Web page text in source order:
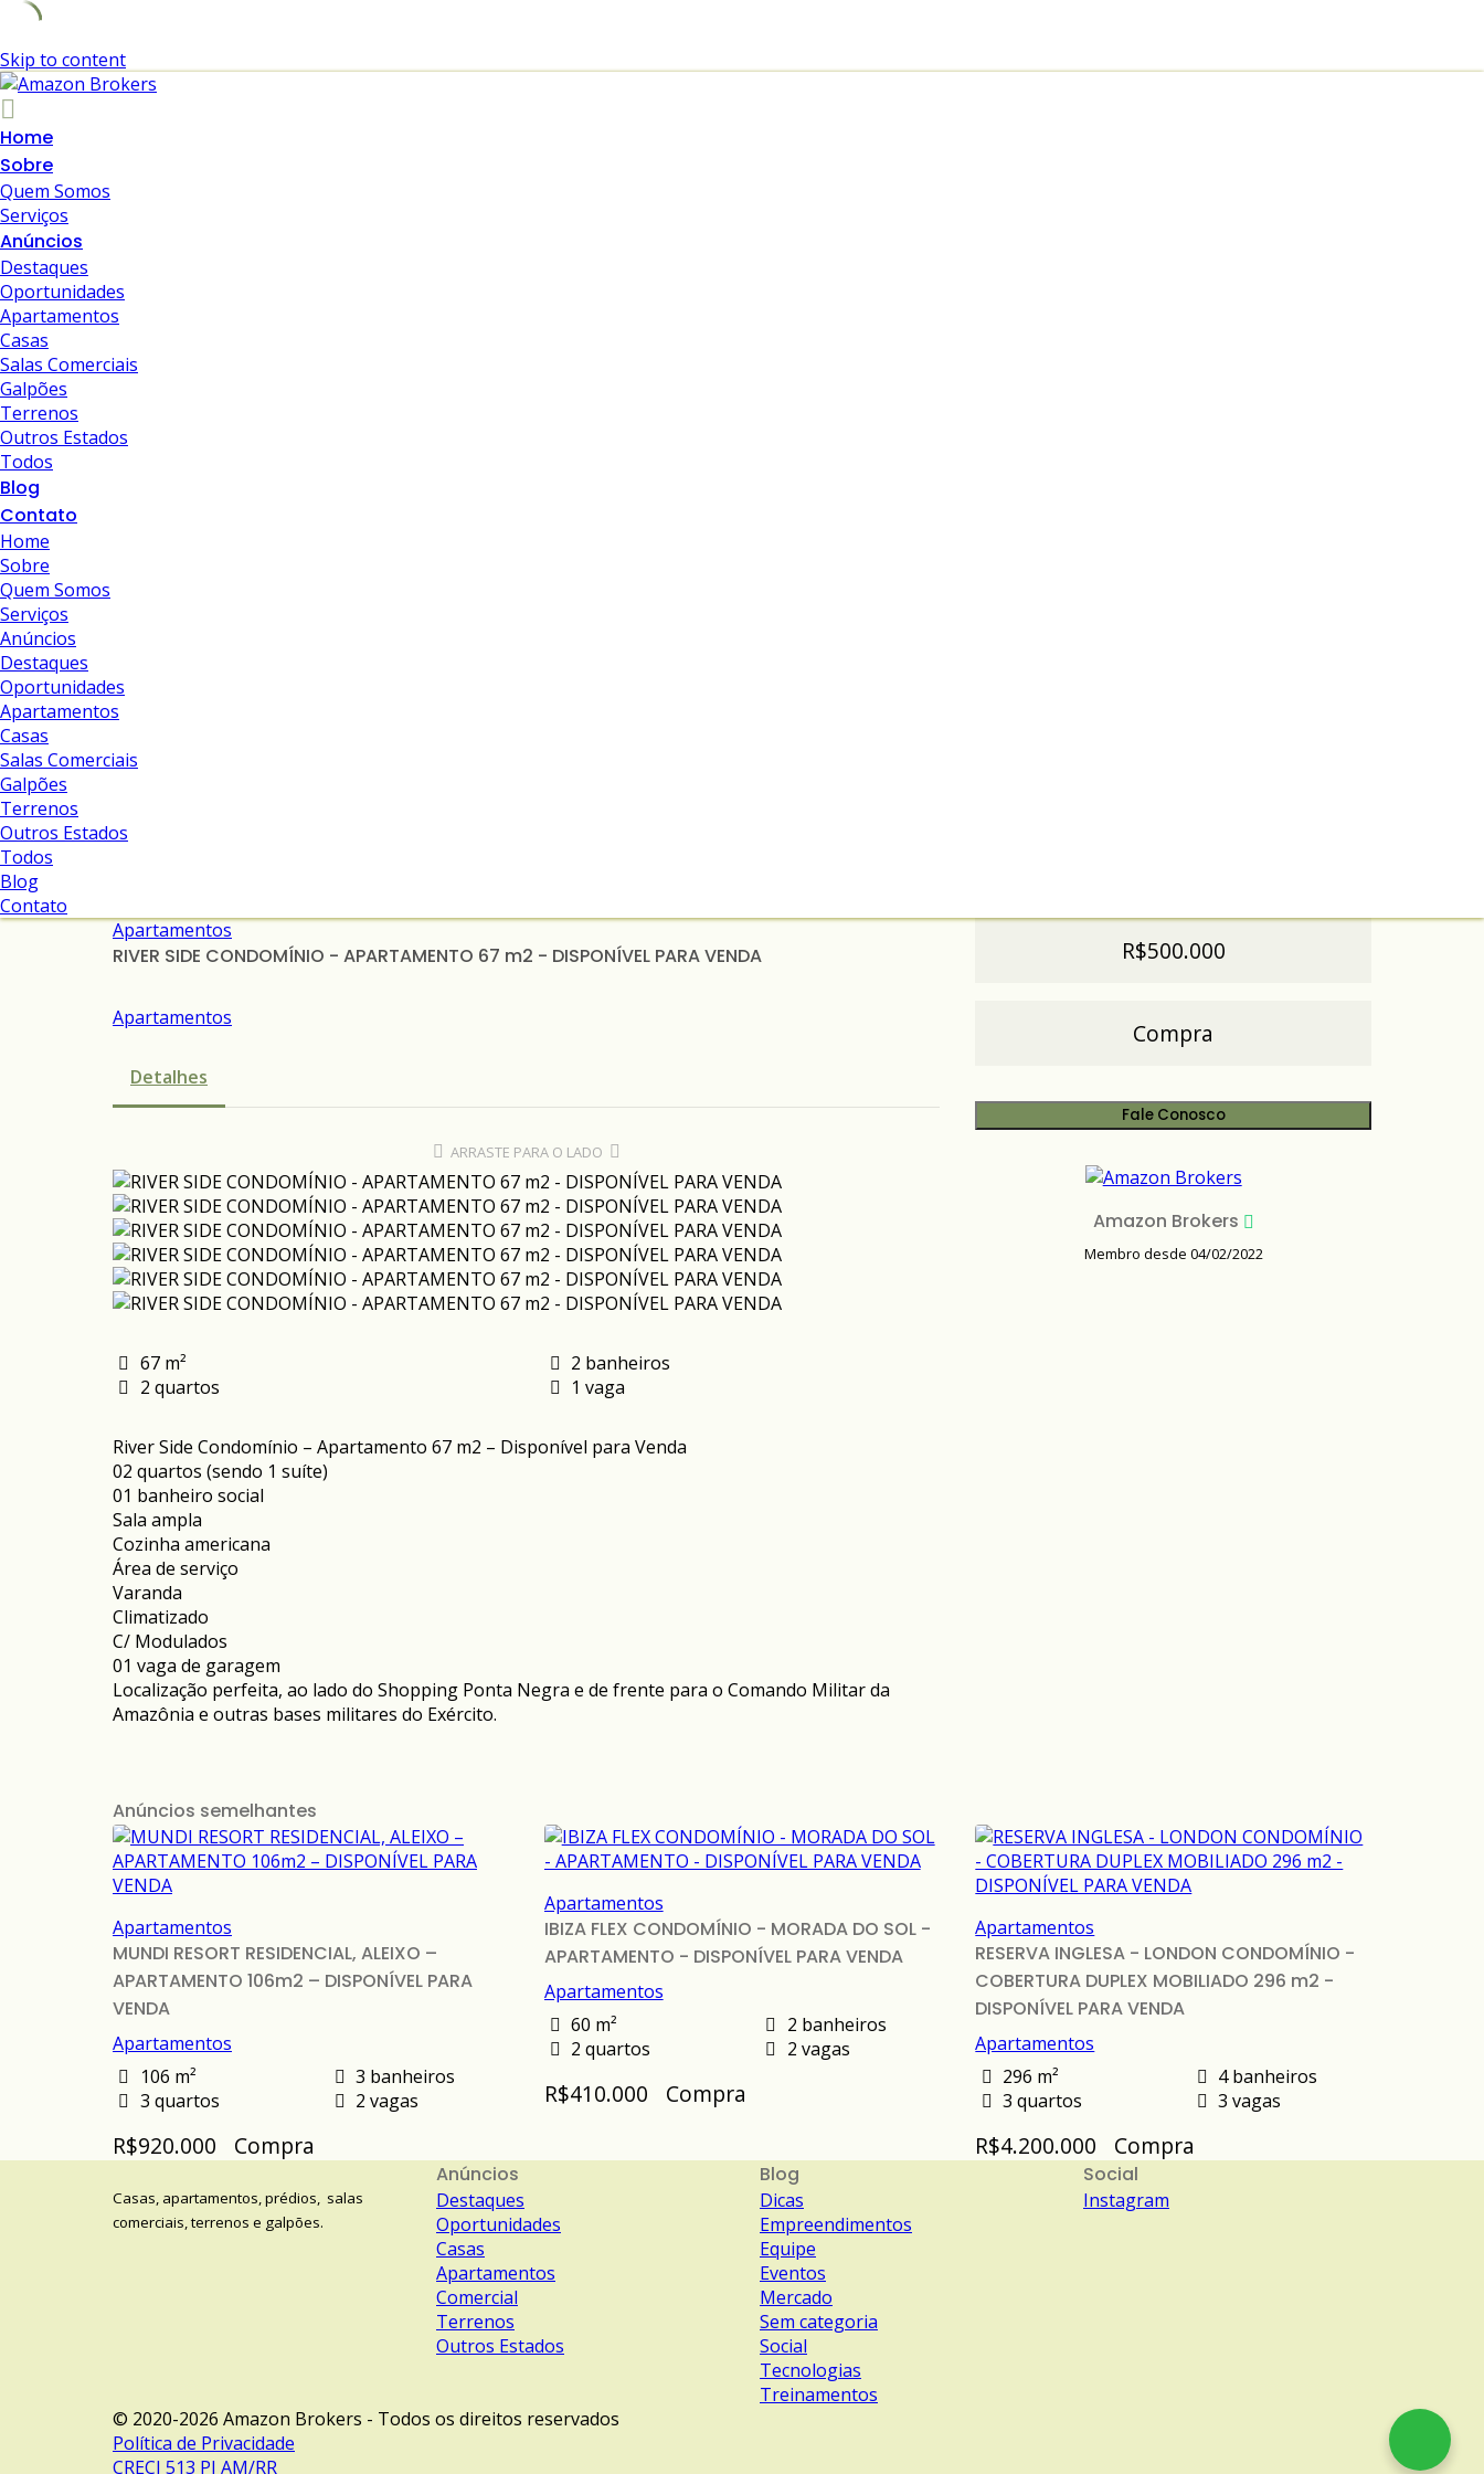
Skip to content
Home
Sobre
Quem Somos
Serviços
Anúncios
Destaques
Oportunidades
Apartamentos
Casas
Salas Comerciais
Galpões
Terrenos
Outros Estados
Todos
Blog
Contato
Home
Sobre
Quem Somos
Serviços
Anúncios
Destaques
Oportunidades
Apartamentos
Casas
Salas Comerciais
Galpões
Terrenos
Outros Estados
Todos
Blog
Contato
Apartamentos
RIVER SIDE CONDOMÍNIO - APARTAMENTO 67 m2 - DISPONÍVEL PARA VENDA
Apartamentos
Detalhes
ARRASTE PARA O LADO
67 m²
2 banheiros
2 quartos
1 vaga
River Side Condomínio – Apartamento 67 m2 – Disponível para Venda
02 quartos (sendo 1 suíte)
01 banheiro social
Sala ampla
Cozinha americana
Área de serviço
Varanda
Climatizado
C/ Modulados
01 vaga de garagem
Localização perfeita, ao lado do Shopping Ponta Negra e de frente para o Comando Militar da
Amazônia e outras bases militares do Exército.
R$500.000
Compra
Fale Conosco
Amazon Brokers
Membro desde 04/02/2022
Anúncios semelhantes
Apartamentos
MUNDI RESORT RESIDENCIAL, ALEIXO –
APARTAMENTO 106m2 – DISPONÍVEL PARA
VENDA
Apartamentos
106 m²
3 banheiros
3 quartos
2 vagas
R$920.000 Compra
Apartamentos
IBIZA FLEX CONDOMÍNIO - MORADA DO SOL -
APARTAMENTO - DISPONÍVEL PARA VENDA
Apartamentos
60 m²
2 banheiros
2 quartos
2 vagas
R$410.000 Compra
Apartamentos
RESERVA INGLESA - LONDON CONDOMÍNIO -
COBERTURA DUPLEX MOBILIADO 296 m2 -
DISPONÍVEL PARA VENDA
Apartamentos
296 m²
4 banheiros
3 quartos
3 vagas
R$4.200.000 Compra
Casas, apartamentos, prédios, salas
comerciais, terrenos e galpões.
Anúncios
Destaques
Oportunidades
Casas
Apartamentos
Comercial
Terrenos
Outros Estados
Blog
Dicas
Empreendimentos
Equipe
Eventos
Mercado
Sem categoria
Social
Tecnologias
Treinamentos
Social
Instagram
© 2020-2026 Amazon Brokers - Todos os direitos reservados
Política de Privacidade
CRECI 513 PJ AM/RR